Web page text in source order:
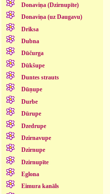
Donaviņa (Dzirnupīte)
Donaviņa (uz Daugavu)
Driksa
Dubna
Dūčurga
Dūkšupe
Duntes strauts
Dūņupe
Durbe
Dūrupe
Dzedrupe
Dzirnavupe
Dzirnupe
Dzirnupīte
Eglona
Eimura kanāls